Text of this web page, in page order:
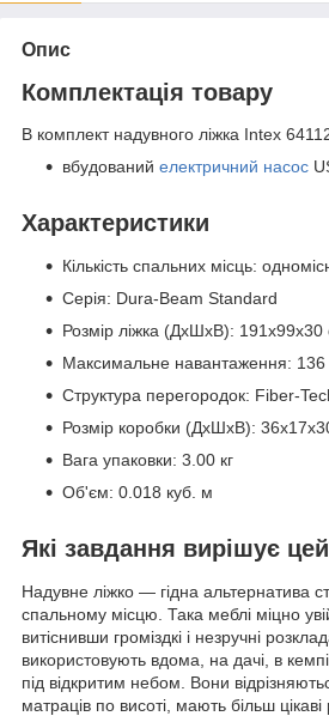
Опис
Комплектація товару
В комплект надувного ліжка Intex
вбудований електричний насос
Характеристики
Кількість спальних місць:
Серія: Dura-Beam Standard
Розмір ліжка (ДхШхВ): 191х99х30
Максимальне навантаження: 136
Структура перегородок: Fiber-
Розмір коробки (ДхШхВ):
Вага упаковки: 3.00 кг
Об'єм: 0.018 куб. м
Які завдання вирішує
Надувне ліжко — гідна альтернатива
спальному місцю. Така меблі міцно
витіснивши громіздкі і незручні
використовують вдома, на дачі, в
під відкритим небом. Вони
матраців по висоті, мають більш